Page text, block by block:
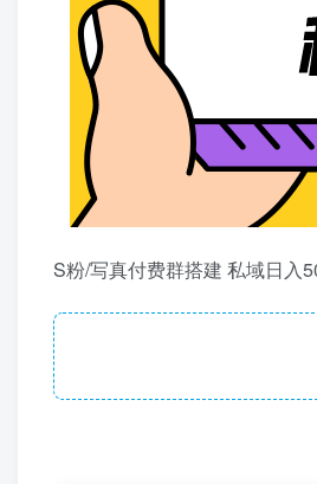
S粉/写真付费群搭建 私域日入